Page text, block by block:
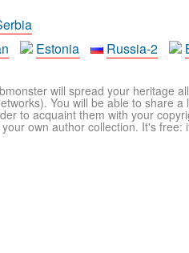
Estonia Russia-2
will spread your heritage
You will be able to share a
to acquaint them with your
own author collection. It's free: